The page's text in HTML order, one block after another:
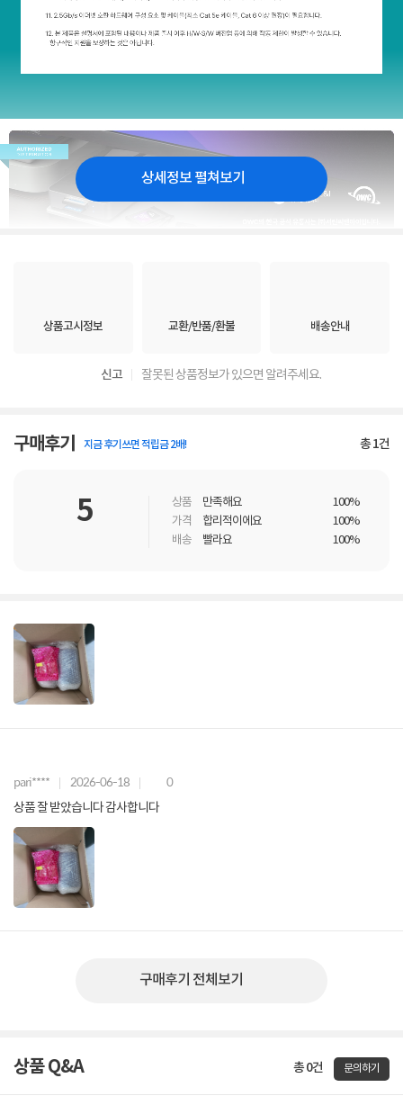
상세정보 펼쳐보기
상품고시정보 교환/반품/환불 배송안내
신고 잘못된 상품정보가 있으면 알려주세요.
구매후기 지금 후기쓰면 적립금 2배! 총1건
5 상품 만족해요
100%
가격
합리적이에요
100%
배송
빨라요 100%
pari**** 2026-06-18 0
상품 잘 받았습니다 감사합니다
구매후기 전체보기
상품 Q&A 총 0건 문의하기